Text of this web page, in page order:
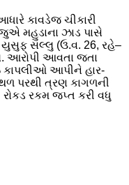
કાવડેજ ચીકારી
મહુડાના ઝાડ પાસે
યુસુફ સલ્લુ (ઉ.વ. 26, રહે–
આરોપી આવતા જતા
કાપલીઓ આપીને હાર-
પરથી ત્રણ કાગળની
રકમ જપ્ત કરી વધુ